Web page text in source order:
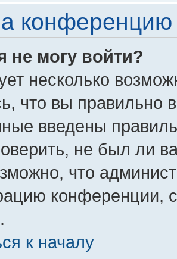
конференцию
не могу войти?
несколько
что вы правильно
введены
не был ли
что
конференции,
к началу